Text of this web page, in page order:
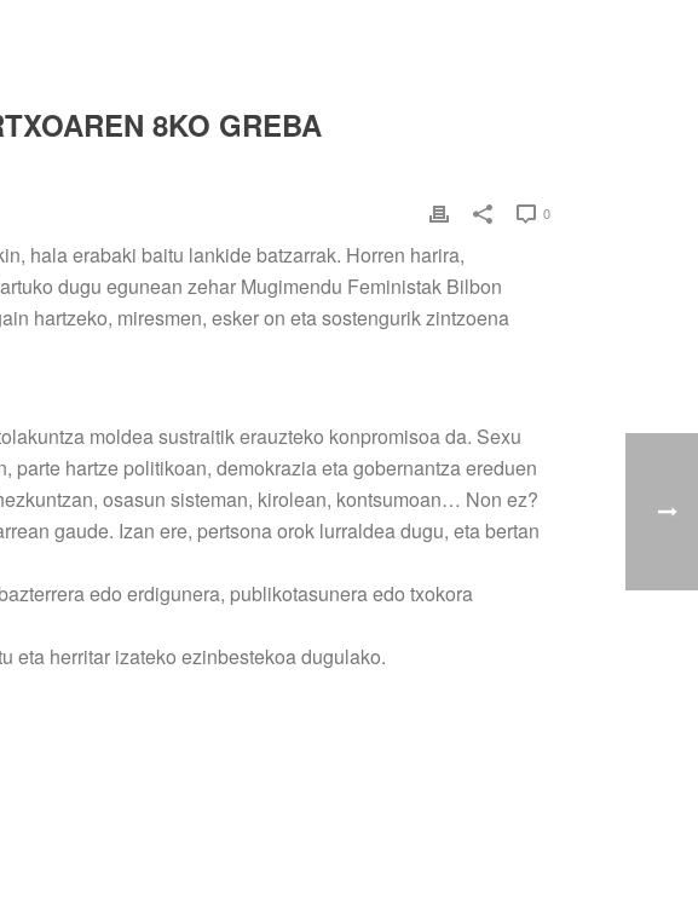
8KO GREBA
0
hala erabaki baitu lankide batzarrak. Horren harira,
dugu egunean zehar Mugimendu Feministak Bilbon
hartzeko, miresmen, esker on eta sostengurik zintzoena
moldea sustraitik erauzteko konpromisoa da. Sexu
hartze politikoan, demokrazia eta gobernantza ereduen
osasun sisteman, kirolean, kontsumoan… Non ez?
gaude. Izan ere, pertsona orok lurraldea dugu, eta bertan
edo erdigunera, publikotasunera edo txokora
eta herritar izateko ezinbestekoa dugulako.